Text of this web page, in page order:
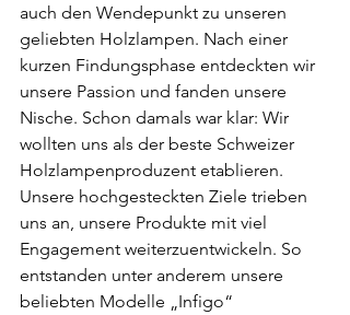
auch den Wendepunkt zu unseren
geliebten Holzlampen. Nach einer
kurzen Findungsphase entdeckten wir
unsere Passion und fanden unsere
Nische. Schon damals war klar: Wir
wollten uns als der beste Schweizer
Holzlampenproduzent etablieren.
Unsere hochgesteckten Ziele trieben
uns an, unsere Produkte mit viel
Engagement weiterzuentwickeln. So
entstanden unter anderem unsere
beliebten Modelle „Infigo“